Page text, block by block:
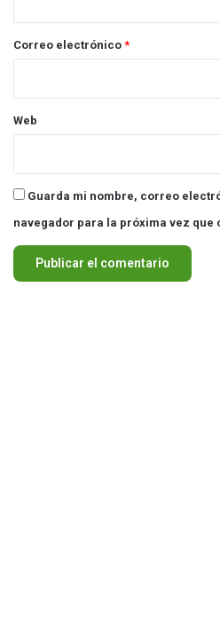
*
Correo electrónico *
Web
Guarda mi nombre, correo
navegador para la próxima vez que